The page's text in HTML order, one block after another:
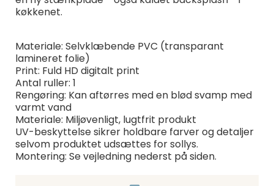
køkkenet.
Materiale: Selvklæbende PVC (transparant
lamineret folie)
Print: Fuld HD digitalt print
Antal ruller: 1
Rengøring: Kan aftørres med en blød svamp med
varmt vand
Materiale: Miljøvenligt, lugtfrit produkt
UV-beskyttelse sikrer holdbare farver og detaljer
selvom produktet udsættes for sollys.
Montering: Se vejledning nederst på siden.